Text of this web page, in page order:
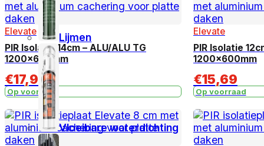
Lijmen
Vloeibare waterdichting
Elevate
PIR Isolatie 14cm – ALU/ALU TG
1200x600mm
€17,93
Op voorraad
Elevate
PIR Isolatie
1200x600mm
€15,69
Op voorraad